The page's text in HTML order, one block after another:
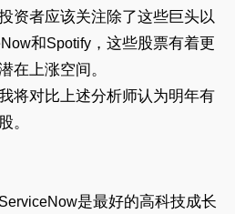
资者应该关注除了这些巨头以
和Spotify，这些股票有着更
在上涨空间。
将对比上述分析师认为明年有
。
ServiceNow是最好的高科技成长